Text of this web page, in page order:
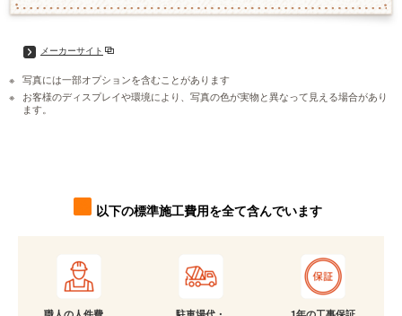
メーカーサイト
写真には一部オプションを含むことがあります
お客様のディスプレイや環境により、写真の色が実物と異なって見える場合があり
ます。
以下の標準施工費用を全て含んでいます